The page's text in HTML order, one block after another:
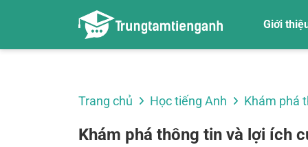
Giới
Trang chủ Học tiếng Anh Khám phá
Khám phá thông tin và lợi ích